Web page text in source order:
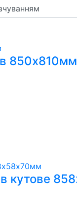
850x810мм
кутове